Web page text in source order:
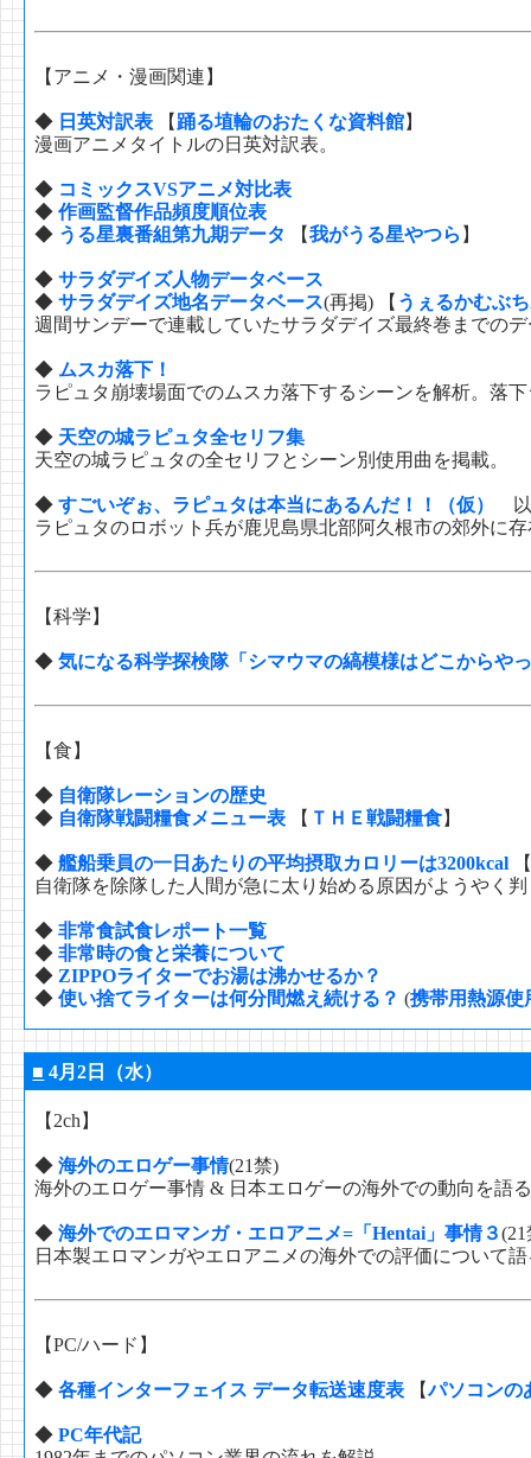
【アニメ・漫画関連】
◆ 日英対訳表 【 踊る埴輪のおたくな資料館】
漫画アニメタイトルの日英対訳表。
◆ コミックスVSアニメ対比表
◆ 作画監督作品頻度順位表
◆ うる星裏番組第九期データ 【我がうる星やつら 】
◆ サラダデイズ人物データベース
◆ サラダデイズ地名データベース(再掲) 【 うぇるかむぶ
週間サンデーで連載していたサラダデイズ最終巻までの
◆ ムスカ落下！
ラピュタ崩壊場面でのムスカ落下するシーンを解析。落
◆ 天空の城ラピュタ全セリフ集
天空の城ラピュタの全セリフとシーン別使用曲を掲載。
◆ すごいぞぉ、ラピュタは本当にあるんだ！！（仮）
以
ラピュタのロボット兵が鹿児島県北部阿久根市の郊外に
【科学】
◆ 気になる科学探検隊「シマウマの縞模様はどこからや
【食】
◆ 自衛隊レーションの歴史
◆ 自衛隊戦闘糧食メニュー表 【 ＴＨＥ戦闘糧食】
◆ 艦船乗員の一日あたりの平均摂取カロリーは3200kcal 【
自衛隊を除隊した人間が急に太り始める原因がようやく
◆ 非常食試食レポート一覧
◆ 非常時の食と栄養について
◆ ZIPPOライターでお湯は沸かせるか？
◆ 使い捨てライターは何分間燃え続ける？ (携帯用熱源使
■ 4月2日（水）
【2ch】
◆ 海外のエロゲー事情(21禁)
海外のエロゲー事情 & 日本エロゲーの海外での動向を語
◆ 海外でのエロマンガ・エロアニメ=「Hentai」事情３(21
日本製エロマンガやエロアニメの海外での評価について
【PC/ハード】
◆ 各種インターフェイス データ転送速度表 【パソコンの
◆ PC年代記